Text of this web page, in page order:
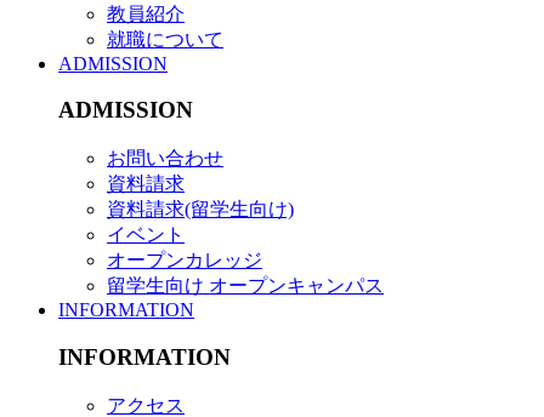
教員紹介
就職について
ADMISSION
ADMISSION
お問い合わせ
資料請求
資料請求(留学生向け)
イベント
オープンカレッジ
留学生向け オープンキャンパス
INFORMATION
INFORMATION
アクセス